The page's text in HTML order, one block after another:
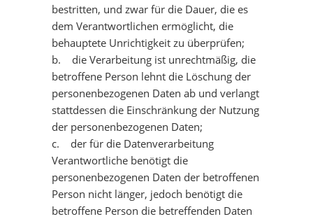
bestritten, und zwar für die Dauer, die es
dem Verantwortlichen ermöglicht, die
behauptete Unrichtigkeit zu überprüfen;
b. die Verarbeitung ist unrechtmäßig, die
betroffene Person lehnt die Löschung der
personenbezogenen Daten ab und verlangt
stattdessen die Einschränkung der Nutzung
der personenbezogenen Daten;
c. der für die Datenverarbeitung
Verantwortliche benötigt die
personenbezogenen Daten der betroffenen
Person nicht länger, jedoch benötigt die
betroffene Person die betreffenden Daten